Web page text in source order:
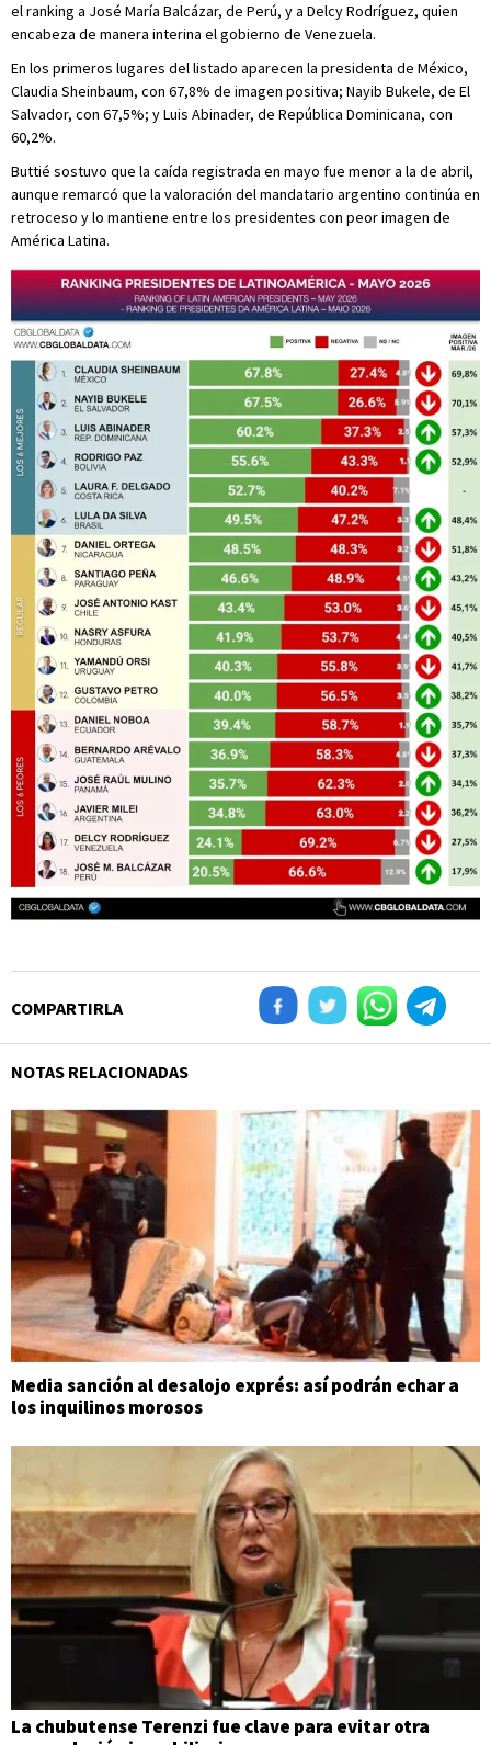
el ranking a José María Balcázar, de Perú, y a Delcy Rodríguez, quien
encabeza de manera interina el gobierno de Venezuela.
En los primeros lugares del listado aparecen la presidenta de México,
Claudia Sheinbaum, con 67,8% de imagen positiva; Nayib Bukele, de El
Salvador, con 67,5%; y Luis Abinader, de República Dominicana, con
60,2%.
Buttié sostuvo que la caída registrada en mayo fue menor a la de abril,
aunque remarcó que la valoración del mandatario argentino continúa en
retroceso y lo mantiene entre los presidentes con peor imagen de
América Latina.
COMPARTIRLA
NOTAS RELACIONADAS
Media sanción al desalojo exprés: así podrán echar a
los inquilinos morosos
La chubutense Terenzi fue clave para evitar otra